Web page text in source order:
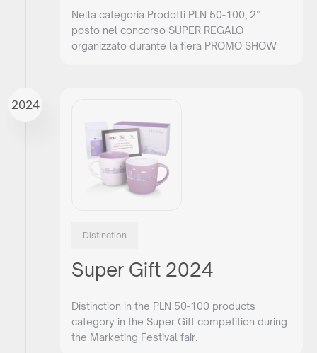
Nella categoria Prodotti PLN 50-100, 2°
posto nel concorso SUPER REGALO
organizzato durante la fiera PROMO SHOW
2024
Distinction
Super Gift 2024
Distinction in the PLN 50-100 products
category in the Super Gift competition during
the Marketing Festival fair.